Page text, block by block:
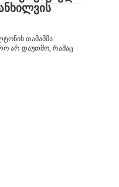
თამამმა
არ დაუთმო, რამაც